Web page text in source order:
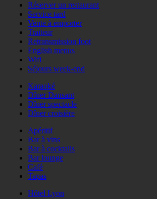
Réserver un restaurant
Service tard
Vente à emporter
Traiteur
Retransmission foot
English menus
Wifi
Séjours week-end
Karaoké
Dîner Dansant
Dîner spectacle
Dîner croisière
Apéritif
Bar à vins
Bar à cocktails
Bar lounge
Café
Tapas
Hôtel Lyon